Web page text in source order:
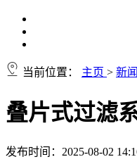
当前位置： 主页 > 新
叠片式过滤
发布时间：2025-08-02